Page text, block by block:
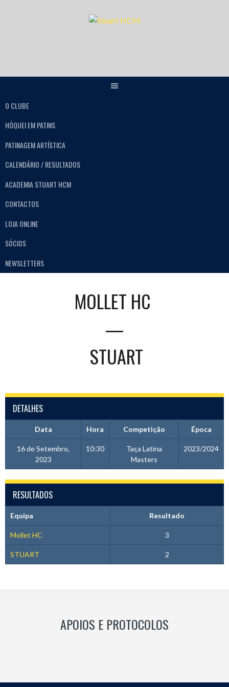
O CLUBE
HÓQUEI EM PATINS
PATINAGEM ARTÍSTICA
CALENDÁRIO / RESULTADOS
ACADEMIA STUART HCM
CONTACTOS
LOJA ONLINE
SÓCIOS
NEWSLETTERS
MOLLET HC
—
STUART
DETALHES
Data Hora Competição Época
16 de Setembro,
2023
10:30
Taça Latina
Masters
2023/2024
RESULTADOS
Equipa Resultado
Mollet HC 3
STUART 2
APOIOS E PROTOCOLOS